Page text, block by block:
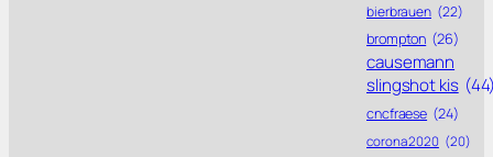
bierbrauen (22)
brompton (26)
causemann
slingshot kis
cncfraese (24)
corona 2020 (20)